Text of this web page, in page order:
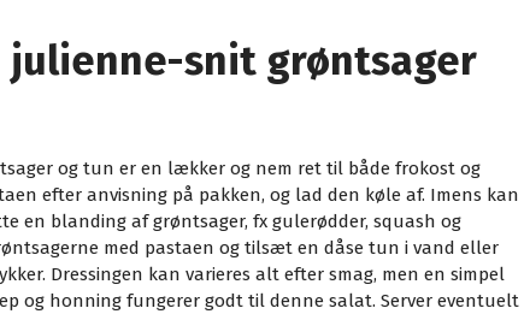
julienne-snit grøntsager
og tun er en lækker og nem ret til både frokost og
efter anvisning på pakken, og lad den køle af. Imens kan
en blanding af grøntsager, fx gulerødder, squash og
med pastaen og tilsæt en dåse tun i vand eller
Dressingen kan varieres alt efter smag, men en simpel
og honning fungerer godt til denne salat. Server eventuelt